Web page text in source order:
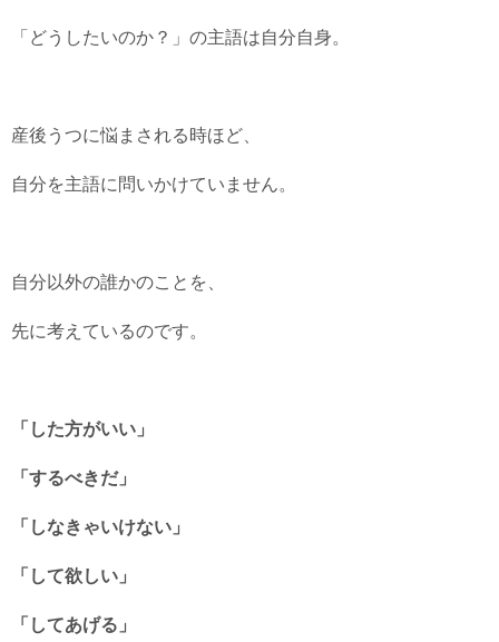
「どうしたいのか？」の主語は自分自身。
産後うつに悩まされる時ほど、
自分を主語に問いかけていません。
自分以外の誰かのことを、
先に考えているのです。
「した方がいい」
「するべきだ」
「しなきゃいけない」
「して欲しい」
「してあげる」